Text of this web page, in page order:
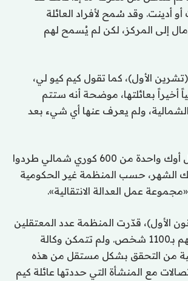
أدينت. وقد سُمح لأفراد العائلة
إلى المركز، لكن لم يُسمح لهم
الأول)، كما تقول كيم كيو لي،
أخيراً بعائلتها، موضحة أنه ستتم
الشمالية، ولم يعرف عنها أي شيء بعد
وكانت كيم تشيول أوك واحدة من 600 كوري شمالي طردوا
الشهر، حسب المنظمة غير الحكومية
عمل العدالة الانتقالية».
الأول)، قدّرت المنظمة عدد المعتقلين
لإعادتهم إلى وطنهم بـ1100 شخص. ولم تتمكن وكالة
من التحقق بشكل مستقل من هذه
مع المنشأة التي حددتها عائلة كيم